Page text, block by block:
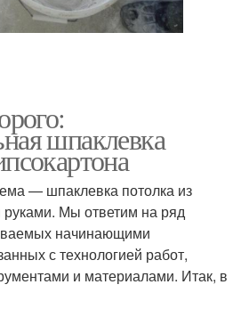
шпаклевка
— шпаклевка потолка из
руками. Мы ответим на ряд
начинающими
с технологией работ,
и материалами. Итак, в